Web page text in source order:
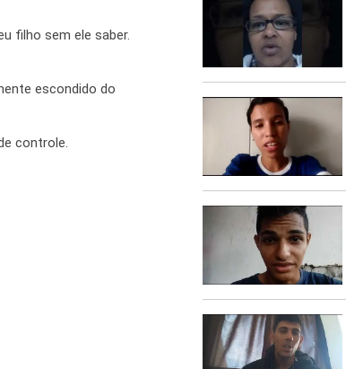
filho sem ele saber.
escondido do
controle.